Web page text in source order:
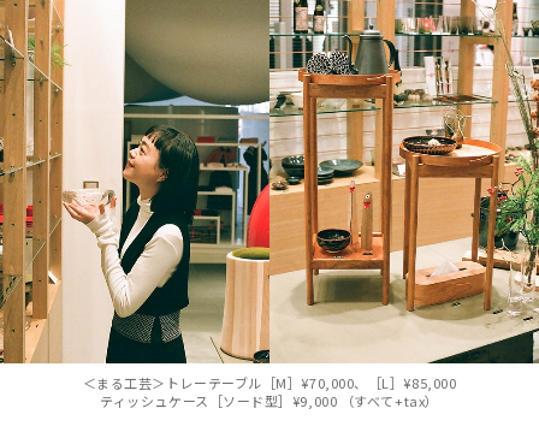
＜まる工芸＞トレーテーブル［M］¥70,000、［L］¥85,000
ティッシュケース［ソード型］¥9,000 （すべて+tax）